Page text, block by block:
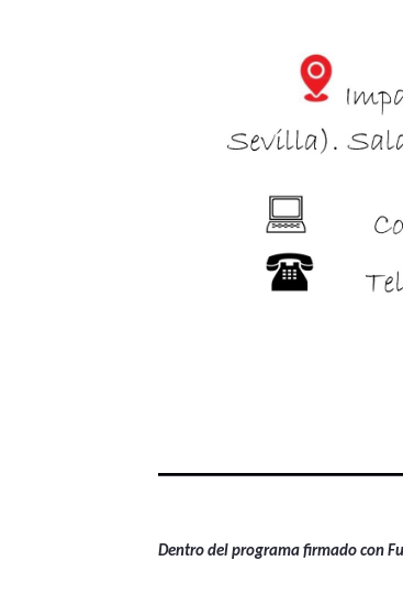
Dentro del programa firmado con